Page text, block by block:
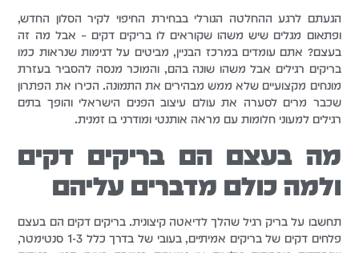
הגעתם לרגע ההחלטה הגורלי בבחירת החיפוי לקיר הסלון החדש,
ופתאום מגלים שיש משהו שקוראים לו בריקים דקים – אבל מה זה
בעצם? אתם עומדים במרכז הבניין, מביטים על דגימות שנראות כמו
בריקים רגילים אבל משהו שונה בהם, והמוכר מנסה להסביר בעזרת
מונחים מקצועיים שלא ממש מבהירים את התמונה. הכירו את הפתרון
שכבר מרים לסערה את עולם עיצוב הפנים הישראלי והופך בתים
רגילים למעוני חלומות עם מראה אותנטי ומודרני בו זמנית.
מה בעצם הם בריקים דקים
ולמה כולם מדברים עליהם
תחשבו על בריק רגיל שהלך לדיאטה קיצונית. בריקים דקים הם בעצם
פלחים דקים של בריקים אמיתיים, בעובי של בדרך כלל 1-3 סנטימטר,